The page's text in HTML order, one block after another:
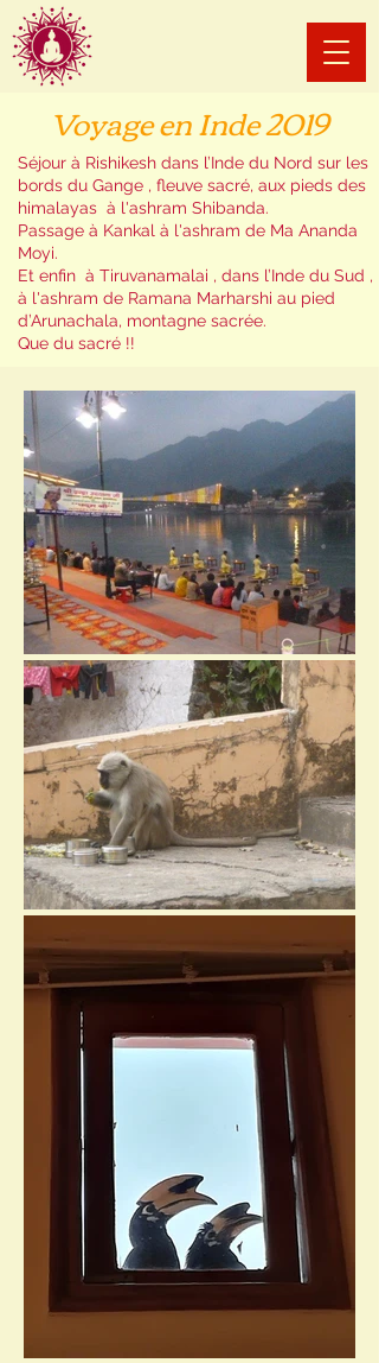
Voyage en Inde 2019
Séjour à Rishikesh dans l’Inde du Nord sur les
bords du Gange , fleuve sacré, aux pieds des
himalayas à l'ashram Shibanda.
Passage à Kankal à l'ashram de Ma Ananda
Moyi.
Et enfin à Tiruvanamalai , dans l’Inde du Sud ,
à l'ashram de Ramana Marharshi au pied
d’Arunachala, montagne sacrée.
Que du sacré !!